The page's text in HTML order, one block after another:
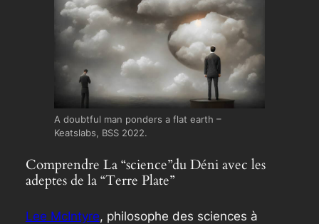
A doubtful man ponders a flat earth –
Keatslabs, BSS 2022.
Comprendre La “science”du Déni avec les
adeptes de la “Terre Plate”
Lee McIntyre, philosophe des sciences à